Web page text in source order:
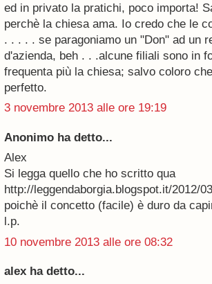
ed in privato la pratichi, poco importa!
perchè la chiesa ama. Io credo che le
. . . . . se paragoniamo un "Don" ad un
d'azienda, beh . . .alcune filiali sono in
frequenta più la chiesa; salvo coloro
perfetto.
3 novembre 2013 alle ore 19:19
Anonimo ha detto...
Alex
Si legga quello che ho scritto qua
http://leggendaborgia.blogspot.it/2012/
poichè il concetto (facile) è duro da
l.p.
10 novembre 2013 alle ore 08:32
alex ha detto...